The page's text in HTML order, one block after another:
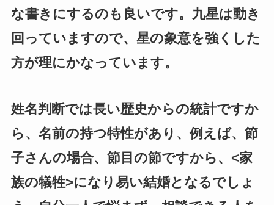
な書きにするのも良いです。九星は動き
回っていますので、星の象意を強くした
方が理にかなっています。
姓名判断では長い歴史からの統計ですか
ら、名前の持つ特性があり、例えば、節
子さんの場合、節目の節ですから、<家
族の犠牲>になり易い結婚となるでしょ